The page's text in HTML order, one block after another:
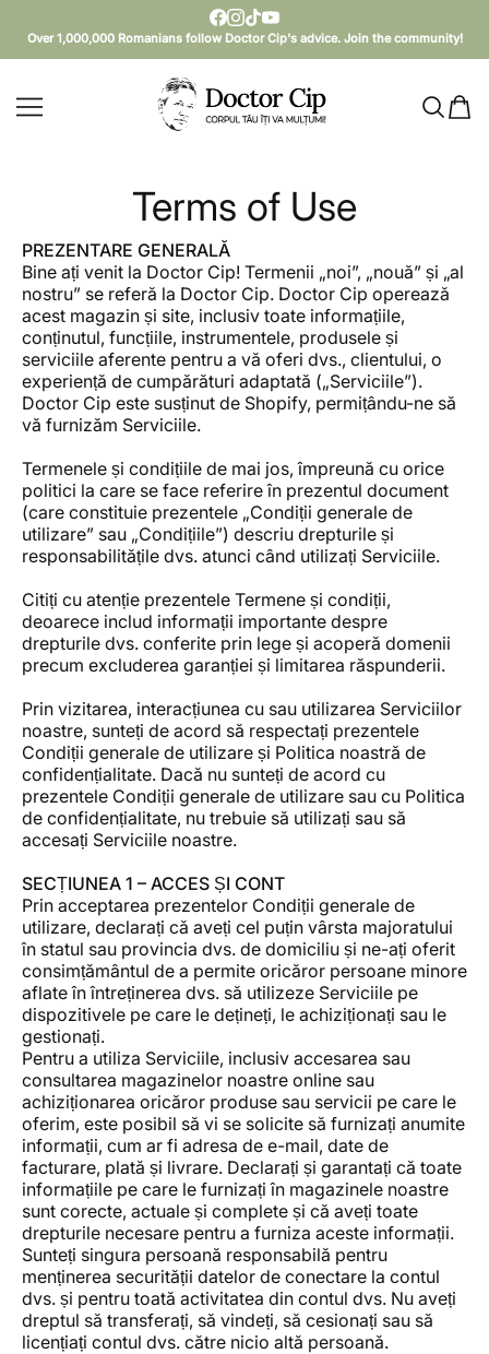
Over 1,000,000 Romanians follow Doctor Cip's advice. Join the community!
Doctor Cip - Corpul tău îți va mulțumi!
Terms of Use
PREZENTARE GENERALĂ
Bine ați venit la Doctor Cip! Termenii „noi”, „nouă” și „al
nostru” se referă la Doctor Cip. Doctor Cip operează
acest magazin și site, inclusiv toate informațiile,
conținutul, funcțiile, instrumentele, produsele și
serviciile aferente pentru a vă oferi dvs., clientului, o
experiență de cumpărături adaptată („Serviciile”).
Doctor Cip este susținut de Shopify, permițându-ne să
vă furnizăm Serviciile.
Termenele și condițiile de mai jos, împreună cu orice
politici la care se face referire în prezentul document
(care constituie prezentele „Condiții generale de
utilizare” sau „Condițiile”) descriu drepturile și
responsabilitățile dvs. atunci când utilizați Serviciile.
Citiți cu atenție prezentele Termene și condiții,
deoarece includ informații importante despre
drepturile dvs. conferite prin lege și acoperă domenii
precum excluderea garanției și limitarea răspunderii.
Prin vizitarea, interacțiunea cu sau utilizarea Serviciilor
noastre, sunteți de acord să respectați prezentele
Condiții generale de utilizare și Politica noastră de
confidențialitate. Dacă nu sunteți de acord cu
prezentele Condiții generale de utilizare sau cu Politica
de confidențialitate, nu trebuie să utilizați sau să
accesați Serviciile noastre.
SECȚIUNEA 1 – ACCES ȘI CONT
Prin acceptarea prezentelor Condiții generale de
utilizare, declarați că aveți cel puțin vârsta majoratului
în statul sau provincia dvs. de domiciliu și ne-ați oferit
consimțământul de a permite oricăror persoane minore
aflate în întreținerea dvs. să utilizeze Serviciile pe
dispozitivele pe care le dețineți, le achiziționați sau le
gestionați.
Pentru a utiliza Serviciile, inclusiv accesarea sau
consultarea magazinelor noastre online sau
achiziționarea oricăror produse sau servicii pe care le
oferim, este posibil să vi se solicite să furnizați anumite
informații, cum ar fi adresa de e-mail, date de
facturare, plată și livrare. Declarați și garantați că toate
informațiile pe care le furnizați în magazinele noastre
sunt corecte, actuale și complete și că aveți toate
drepturile necesare pentru a furniza aceste informații.
Sunteți singura persoană responsabilă pentru
menținerea securității datelor de conectare la contul
dvs. și pentru toată activitatea din contul dvs. Nu aveți
dreptul să transferați, să vindeți, să cesionați sau să
licențiați contul dvs. către nicio altă persoană.